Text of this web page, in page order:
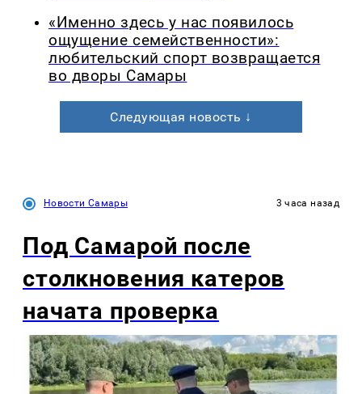
«Именно здесь у нас появилось
ощущение семейственности»:
любительский спорт возвращается
во дворы Самары
Следующая новость ↓
Новости Самары 3 часа назад
Под Самарой после
столкновения катеров
начата проверка